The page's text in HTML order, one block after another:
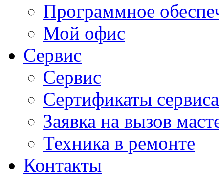
Программное
Мой офис
Сервис
Сервис
Сертификаты сервиса
Заявка на вызов
Техника в ремонте
Контакты